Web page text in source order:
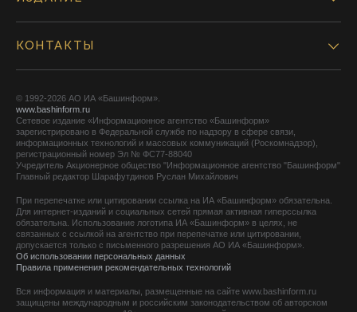
КОНТАКТЫ
© 1992-2026 АО ИА «Башинформ».
www.bashinform.ru
Сетевое издание «Информационное агентство «Башинформ»
зарегистрировано в Федеральной службе по надзору в сфере связи,
информационных технологий и массовых коммуникаций (Роскомнадзор),
регистрационный номер Эл № ФС77-88040
Учредитель Акционерное общество "Информационное агентство "Башинформ"
Главный редактор Шарафутдинов Руслан Михайлович
При перепечатке или цитировании ссылка на ИА «Башинформ» обязательна.
Для интернет-изданий и социальных сетей прямая активная гиперссылка
обязательна. Использование логотипа ИА «Башинформ» в целях, не
связанных с ссылкой на агентство при перепечатке или цитировании,
допускается только с письменного разрешения АО ИА «Башинформ».
Об использовании персональных данных
Правила применения рекомендательных технологий
Вся информация и материалы, размещенные на сайте www.bashinform.ru
защищены международным и российским законодательством об авторском